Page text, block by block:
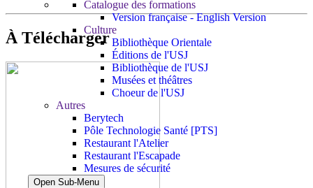
Catalogue des formations
Version française - English Version
Culture
Bibliothèque Orientale
Éditions de l'USJ
Bibliothèque de l'USJ
Musées et théâtres
Choeur de l'USJ
Autres
Berytech
Pôle Technologie Santé [PTS]
Restaurant l'Atelier
Restaurant l'Escapade
Mesures de sécurité
Open Sub-Menu
À Télécharger